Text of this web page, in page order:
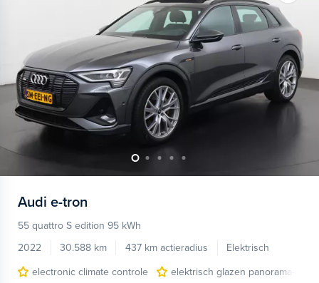
Audi e-tron
55 quattro S edition 95 kWh
2022
30.588 km 437 km actieradius
Elektrisch
electronic climate controle
elektrisch glazen panorama-dak